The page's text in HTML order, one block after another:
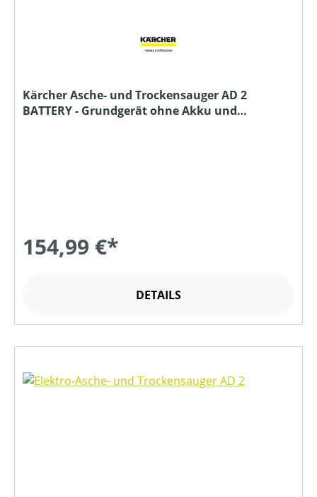
Kärcher Asche- und Trockensauger AD 2
BATTERY - Grundgerät ohne Akku und
154,99 €*
DETAILS